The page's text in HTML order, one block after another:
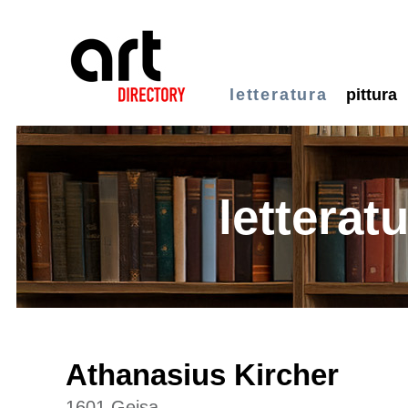
letteratura pittura
Athanasius Kircher